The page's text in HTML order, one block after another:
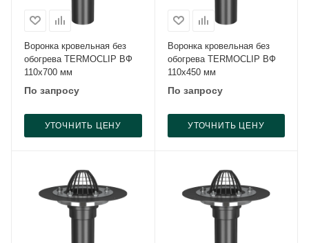
Воронка кровельная без
обогрева TERMOCLIP ВФ
110х700 мм
По запросу
УТОЧНИТЬ ЦЕНУ
Воронка кровельная без
обогрева TERMOCLIP ВФ
110х450 мм
По запросу
УТОЧНИТЬ ЦЕНУ